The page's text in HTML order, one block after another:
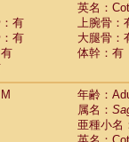
Cercocebus
hybrid(2)
(0)
Papio cynocephalus
Papio hamadryas(1)
英名：
有
上腕骨：
有
大腿骨：
体幹：有
年齢：
属名：
亜種小名